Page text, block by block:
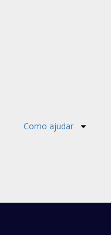
Como ajudar